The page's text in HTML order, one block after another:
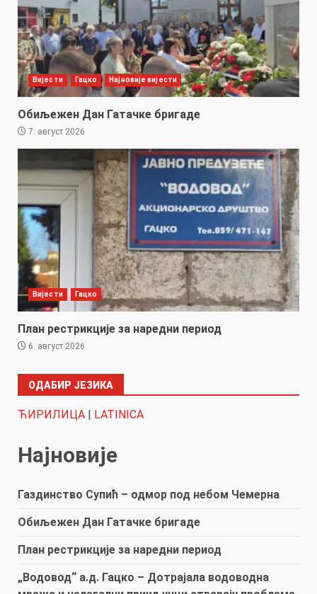
Вијести Гацко Најновије вијести
Обиљежен Дан Гатачке бригаде
7. август 2026.
Вијести Гацко
План рестрикције за наредни период
6. август 2026.
ОДАБИР ЈЕЗИКА
ЋИРИЛИЦА | LATINICA
Најновије
Газдинство Супић – одмор под небом Чемерна
Обиљежен Дан Гатачке бригаде
План рестрикције за наредни период
„Водовод“ а.д. Гацко – Дотрајала водоводна